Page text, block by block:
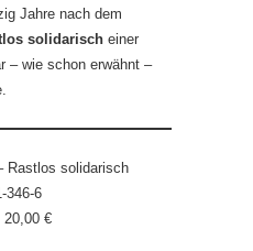
Jahre nach dem
solidarisch einer
– wie schon erwähnt –
Rastlos solidarisch
346-6
20,00 €